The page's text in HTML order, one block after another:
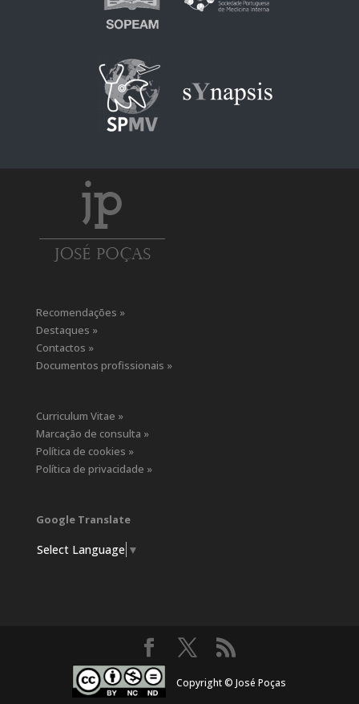
Recomendações »
Destaques »
Contactos »
Documentos profissionais »
Curriculum Vitae »
Marcação de consulta »
Política de cookies »
Política de privacidade »
Google Translate
Select Language ▼
Copyright © José Poças